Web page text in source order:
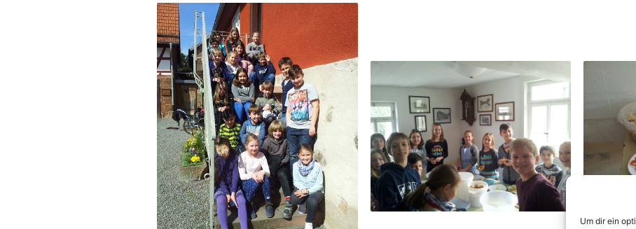
Um dir ein